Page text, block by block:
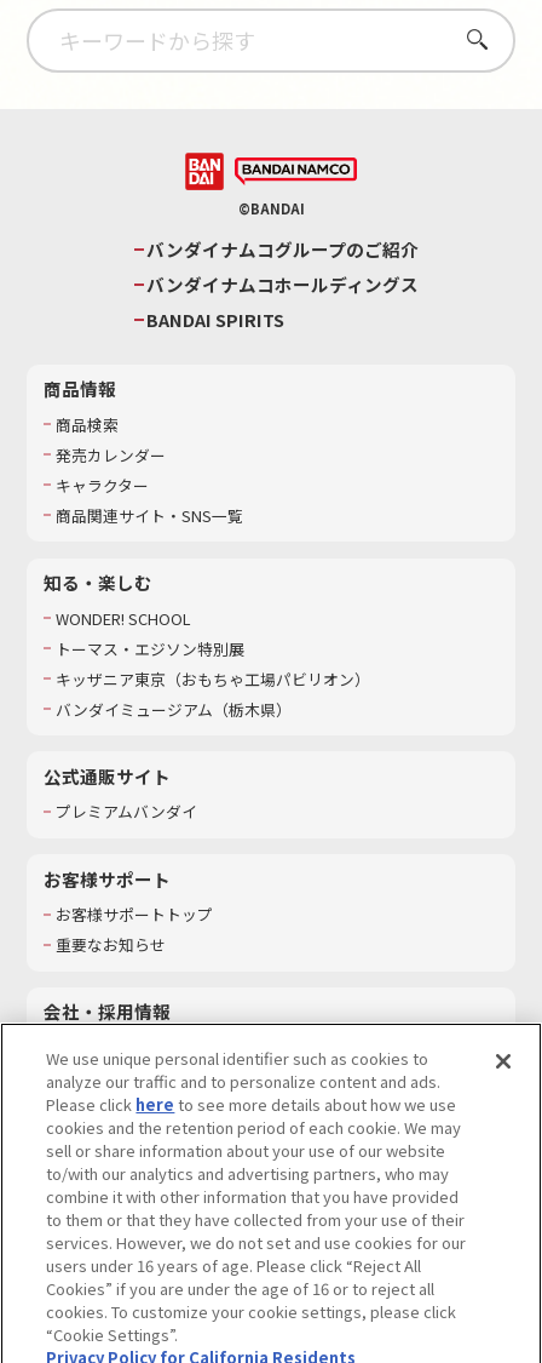
さがす
©BANDAI
バンダイナムコグループのご紹介
バンダイナムコホールディングス
BANDAI SPIRITS
商品情報
商品検索
発売カレンダー
キャラクター
商品関連サイト・SNS一覧
知る・楽しむ
WONDER! SCHOOL
トーマス・エジソン特別展
キッザニア東京（おもちゃ工場パビリオン）​
バンダイミュージアム（栃木県）
公式通販サイト
プレミアムバンダイ
お客様サポート
お客様サポートトップ
重要なお知らせ
会社・採用情報
採用情報
サステナビリティ
お問い合わせ
ウェブサイトご利用条件 ソーシャルメディアポリシー
個人情報及び特定個人情報等の取り扱いに関する保護方針
Do Not Sell or Share My Personal Information著作権・商標について
カスタマーハラスメントに対する基本的な対応方針
We use unique personal identifier such as cookies to
analyze our traffic and to personalize content and ads.
Please click here to see more details about how we use
cookies and the retention period of each cookie. We may
sell or share information about your use of our website
to/with our analytics and advertising partners, who may
combine it with other information that you have provided
to them or that they have collected from your use of their
services. However, we do not set and use cookies for our
users under 16 years of age. Please click “Reject All
Cookies” if you are under the age of 16 or to reject all
cookies. To customize your cookie settings, please click
“Cookie Settings”.
Privacy Policy for California Residents